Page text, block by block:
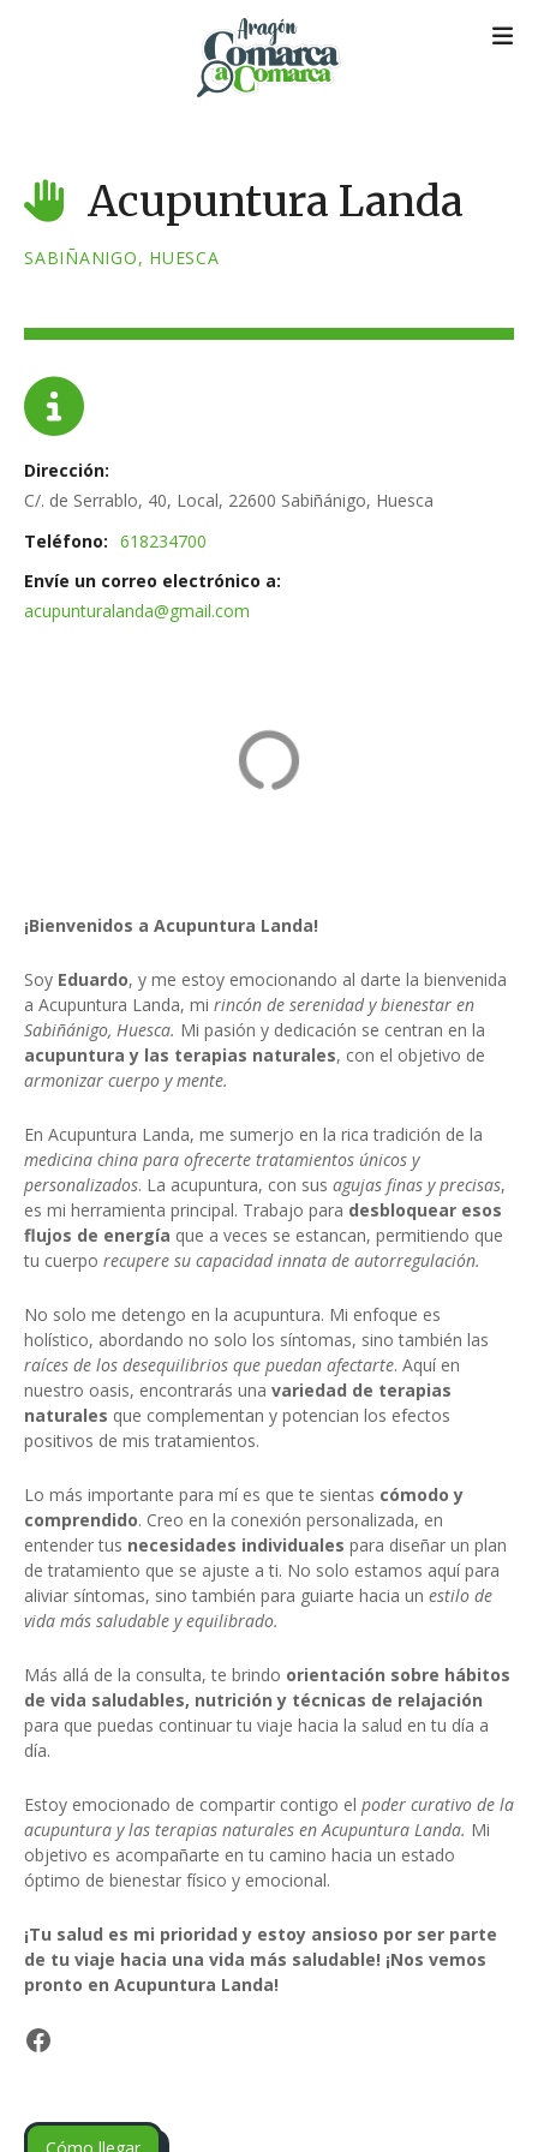
Acupuntura Landa
SABIÑANIGO, HUESCA
Dirección
C/. de Serrablo, 40, Local, 22600 Sabiñánigo, Huesca
Teléfono
618234700
Envíe un correo electrónico a
acupunturalanda@gmail.com
¡Bienvenidos a Acupuntura Landa!
Soy Eduardo, y me estoy emocionando al darte la bienvenida
a Acupuntura Landa, mi rincón de serenidad y bienestar en
Sabiñánigo, Huesca. Mi pasión y dedicación se centran en la
acupuntura y las terapias naturales, con el objetivo de
armonizar cuerpo y mente.
En Acupuntura Landa, me sumerjo en la rica tradición de la
medicina china para ofrecerte tratamientos únicos y
personalizados. La acupuntura, con sus agujas finas y precisas,
es mi herramienta principal. Trabajo para desbloquear esos
flujos de energía que a veces se estancan, permitiendo que
tu cuerpo recupere su capacidad innata de autorregulación.
No solo me detengo en la acupuntura. Mi enfoque es
holístico, abordando no solo los síntomas, sino también las
raíces de los desequilibrios que puedan afectarte. Aquí en
nuestro oasis, encontrarás una variedad de terapias
naturales que complementan y potencian los efectos
positivos de mis tratamientos.
Lo más importante para mí es que te sientas cómodo y
comprendido. Creo en la conexión personalizada, en
entender tus necesidades individuales para diseñar un plan
de tratamiento que se ajuste a ti. No solo estamos aquí para
aliviar síntomas, sino también para guiarte hacia un estilo de
vida más saludable y equilibrado.
Más allá de la consulta, te brindo orientación sobre hábitos
de vida saludables, nutrición y técnicas de relajación
para que puedas continuar tu viaje hacia la salud en tu día a
día.
Estoy emocionado de compartir contigo el poder curativo de la
acupuntura y las terapias naturales en Acupuntura Landa. Mi
objetivo es acompañarte en tu camino hacia un estado
óptimo de bienestar físico y emocional.
¡Tu salud es mi prioridad y estoy ansioso por ser parte
de tu viaje hacia una vida más saludable! ¡Nos vemos
pronto en Acupuntura Landa!
Facebook
Cómo llegar